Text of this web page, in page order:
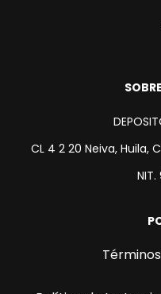
CL 4 2 20 Neiva, Huila,